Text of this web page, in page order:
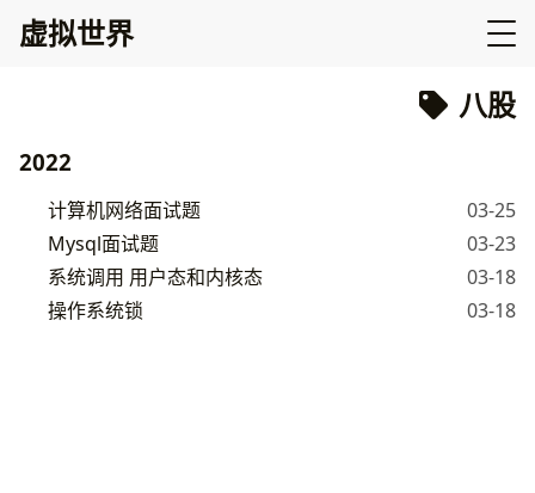
虚拟世界
八股
2022
计算机网络面试题
03-25
Mysql面试题
03-23
系统调用 用户态和内核态
03-18
操作系统锁
03-18